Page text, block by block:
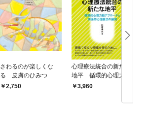
さわるのが楽しくな
る 皮膚のひみつ
2,750
心理療法統合の新たな
地平 循環的心理力動
アプローチと関係的心
3,960